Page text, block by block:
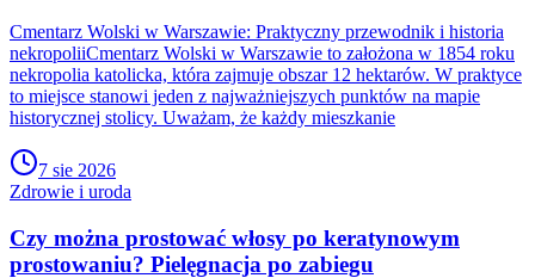
Cmentarz Wolski w Warszawie: Praktyczny przewodnik i historia
nekropoliiCmentarz Wolski w Warszawie to założona w 1854 roku
nekropolia katolicka, która zajmuje obszar 12 hektarów. W praktyce
to miejsce stanowi jeden z najważniejszych punktów na mapie
historycznej stolicy. Uważam, że każdy mieszkanie
7 sie 2026
Zdrowie i uroda
Czy można prostować włosy po keratynowym
prostowaniu? Pielęgnacja po zabiegu